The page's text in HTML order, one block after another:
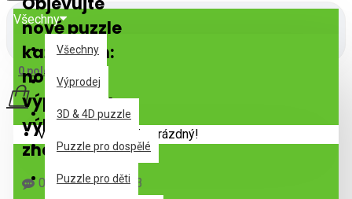
Všechny
Všechny
Výprodej
3D & 4D puzzle
Puzzle pro dospělé
Puzzle pro děti
0 položek - 0Kč
Váš nákupní košík je prázdný!
nové puzzle
každý den:
novinky,
výprodej a
výběr podle
značek
0 Komentář(e) 3401 Zobrazení